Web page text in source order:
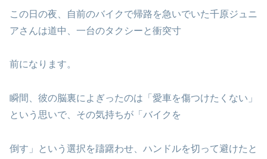
この日の夜、自前のバイクで帰路を急いでいた千原ジュニ
アさんは道中、一台のタクシーと衝突寸
前になります。
瞬間、彼の脳裏によぎったのは「愛車を傷つけたくない」
という思いで、その気持ちが「バイクを
倒す」という選択を躊躇わせ、ハンドルを切って避けたと